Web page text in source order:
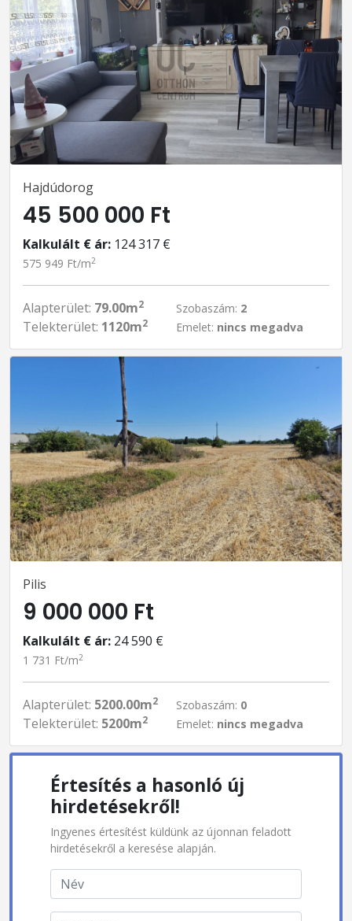
Hajdúdorog
45 500 000 Ft
Kalkulált € ár: 124 317 €
575 949 Ft/m2
Alapterület: 79.00m2
Telekterület: 1120m2
Szobaszám: 2
Emelet: nincs megadva
Pilis
9 000 000 Ft
Kalkulált € ár: 24 590 €
1 731 Ft/m2
Alapterület: 5200.00m2
Telekterület: 5200m2
Szobaszám: 0
Emelet: nincs megadva
Értesítés a hasonló új
hirdetésekről!
Ingyenes értesítést küldünk az újonnan feladott
hirdetésekről a keresése alapján.